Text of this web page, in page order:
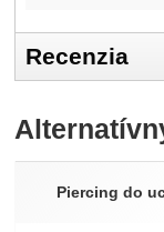
Recenzia
Recenzia
Piercing do